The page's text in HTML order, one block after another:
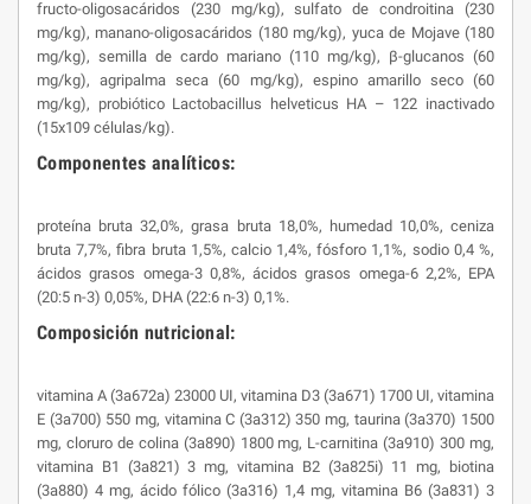
fructo-oligosacáridos (230 mg/kg), sulfato de condroitina (230
mg/kg), manano-oligosacáridos (180 mg/kg), yuca de Mojave (180
mg/kg), semilla de cardo mariano (110 mg/kg), β-glucanos (60
mg/kg), agripalma seca (60 mg/kg), espino amarillo seco (60
mg/kg), probiótico Lactobacillus helveticus HA – 122 inactivado
(15x109 células/kg).
Componentes analíticos:
proteína bruta 32,0%, grasa bruta 18,0%, humedad 10,0%, ceniza
bruta 7,7%, fibra bruta 1,5%, calcio 1,4%, fósforo 1,1%, sodio 0,4 %,
ácidos grasos omega-3 0,8%, ácidos grasos omega-6 2,2%, EPA
(20:5 n-3) 0,05%, DHA (22:6 n-3) 0,1%.
Composición nutricional:
vitamina A (3a672a) 23000 UI, vitamina D3 (3a671) 1700 UI, vitamina
E (3a700) 550 mg, vitamina C (3a312) 350 mg, taurina (3a370) 1500
mg, cloruro de colina (3a890) 1800 mg, L-carnitina (3a910) 300 mg,
vitamina B1 (3a821) 3 mg, vitamina B2 (3a825i) 11 mg, biotina
(3a880) 4 mg, ácido fólico (3a316) 1,4 mg, vitamina B6 (3a831) 3